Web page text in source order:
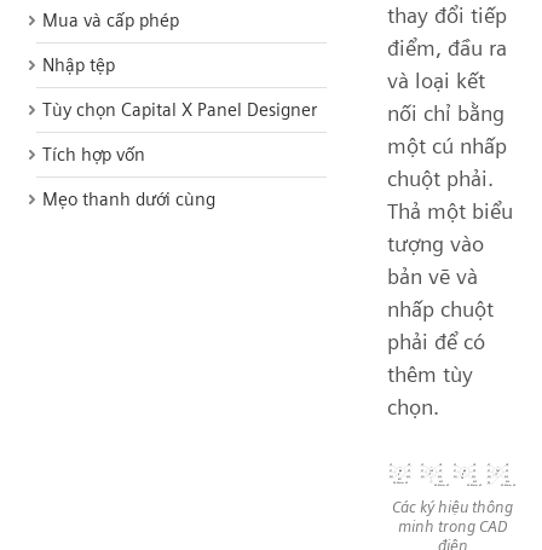
Mua và cấp phép
Nhập tệp
Tùy chọn Capital X Panel Designer
Tích hợp vốn
Mẹo thanh dưới cùng
thay đổi tiếp
điểm, đầu ra
và loại kết
nối chỉ bằng
một cú nhấp
chuột phải.
Thả một biểu
tượng vào
bản vẽ và
nhấp chuột
phải để có
thêm tùy
chọn.
Các ký hiệu thông
minh trong CAD
điện